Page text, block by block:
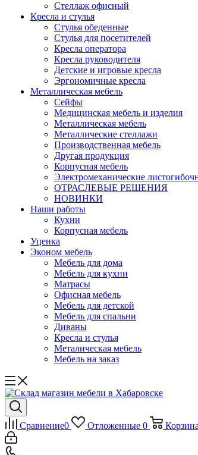
Стеллаж офисный
Кресла и стулья
Стулья обеденные
Стулья для посетителей
Кресла оператора
Кресла руководителя
Детские и игровые кресла
Эргономичные кресла
Металлическая мебель
Сейфы
Медицинская мебель и изделия
Металлическая мебель
Металлические стеллажи
Производственная мебель
Другая продукция
Корпусная мебель
Электромеханические
ОТРАСЛЕВЫЕ РЕШЕНИЯ
НОВИНКИ
Наши работы
Кухни
Корпусная мебель
Уценка
Эконом мебель
Мебель для дома
Мебель для кухни
Матрасы
Офисная мебель
Мебель для детской
Мебель для спальни
Диваны
Кресла и стулья
Металическая мебель
Мебель на заказ
Сравнение0 Отложенные 0 Корзина